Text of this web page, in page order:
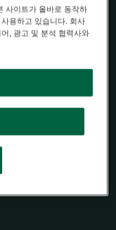
네스카페 돌체구스
사이트가 올바로 동작하
용하고 있습니다. 회사
, 광고 및 분석 협력사와